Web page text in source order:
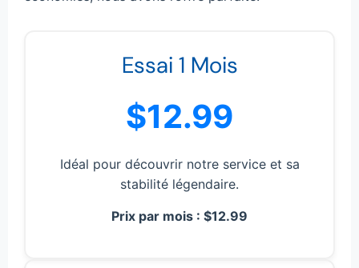
Essai 1 Mois
$12.99
Idéal pour découvrir notre service et sa
stabilité légendaire.
Prix par mois : $12.99